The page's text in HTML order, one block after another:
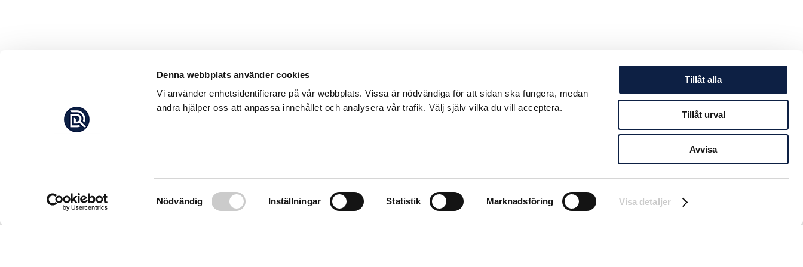
Denna webbplats använder cookies
Vi använder enhetsidentifierare på vår webbplats. Vissa är nödvändiga för att sidan ska fungera, medan
andra hjälper oss att anpassa innehållet och analysera vår trafik. Välj själv vilka du vill acceptera.
Samtyckesval
Nödvändig Inställningar Statistik Marknadsföring Visa detaljer
Tillåt alla
Tillåt urval
Avvisa